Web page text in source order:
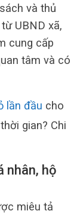
và thủ
UBND xã,
cung cấp
tâm và có
lần đầu cho
gian? Chi
nhân, hộ
miêu tả